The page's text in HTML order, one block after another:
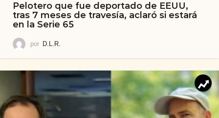
Pelotero que fue deportado de EEUU,
tras 7 meses de travesía, aclaró si estará
en la Serie 65
por D.L.R.